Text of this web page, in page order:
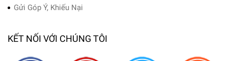
Gửi Góp Ý, Khiếu Nại
KẾT NỐI VỚI CHÚNG TÔI